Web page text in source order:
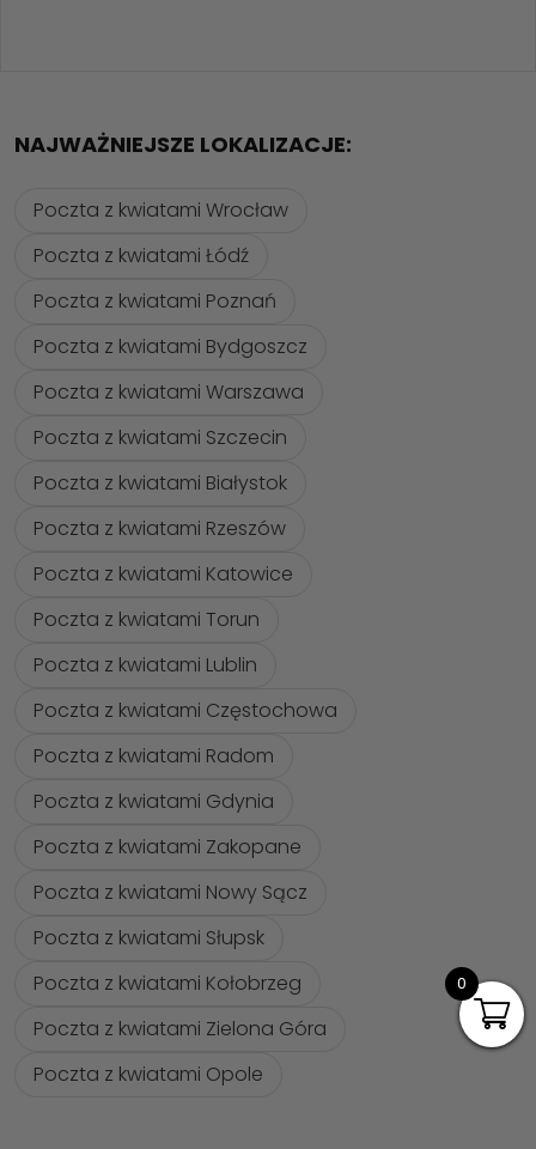
NAJWAŻNIEJSZE LOKALIZACJE:
Poczta z kwiatami Wrocław
Poczta z kwiatami Łódź
Poczta z kwiatami Poznań
Poczta z kwiatami Bydgoszcz
Poczta z kwiatami Warszawa
Poczta z kwiatami Szczecin
Poczta z kwiatami Białystok
Poczta z kwiatami Rzeszów
Poczta z kwiatami Katowice
Poczta z kwiatami Torun
Poczta z kwiatami Lublin
Poczta z kwiatami Częstochowa
Poczta z kwiatami Radom
Poczta z kwiatami Gdynia
Poczta z kwiatami Zakopane
Poczta z kwiatami Nowy Sącz
Poczta z kwiatami Słupsk
Poczta z kwiatami Kołobrzeg
Poczta z kwiatami Zielona Góra
Poczta z kwiatami Opole
0